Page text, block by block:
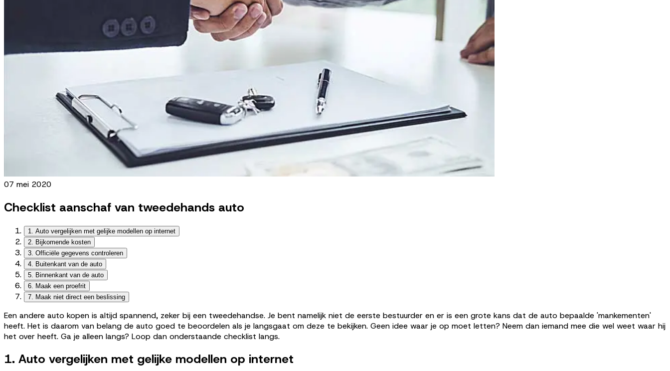
07 mei 2020
Checklist aanschaf van tweedehands auto
1. Auto vergelijken met gelijke modellen op internet
2. Bijkomende kosten
3. Officiële gegevens controleren
4. Buitenkant van de auto
5. Binnenkant van de auto
6. Maak een proefrit
7. Maak niet direct een beslissing
Een andere auto kopen is altijd spannend, zeker bij een tweedehandse. Je bent namelijk niet de eerste bestuurder en er is een grote kans dat de auto bepaalde 'mankementen'
heeft. Het is daarom van belang de auto goed te beoordelen als je langsgaat om deze te bekijken. Geen idee waar je op moet letten? Neem dan iemand mee die wel weet waar hij
het over heeft. Ga je alleen langs? Loop dan onderstaande checklist langs.
1. Auto vergelijken met gelijke modellen op internet